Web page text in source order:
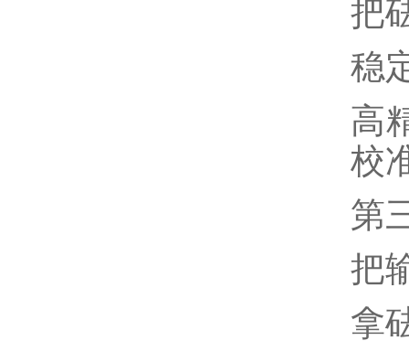
把
稳
高
校
第
把
拿